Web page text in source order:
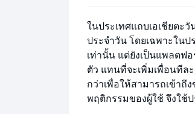
ในประเทศแถบเอเชียตะวั
ประจำวัน โดยเฉพาะใน
เท่านั้น แต่ยังเป็นแพลตฟ
ตัว แทนที่จะเพิ่มเพื่อนทีล
กว่าเพื่อให้สามารถเข้าถึ
พฤติกรรมของผู้ใช้ จึงใช้